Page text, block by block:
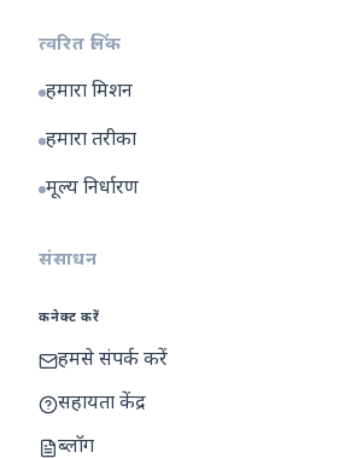
त्वरित लिंक
हमारा मिशन
हमारा तरीका
मूल्य निर्धारण
संसाधन
कनेक्ट करें
हमसे संपर्क करें
सहायता केंद्र
ब्लॉग